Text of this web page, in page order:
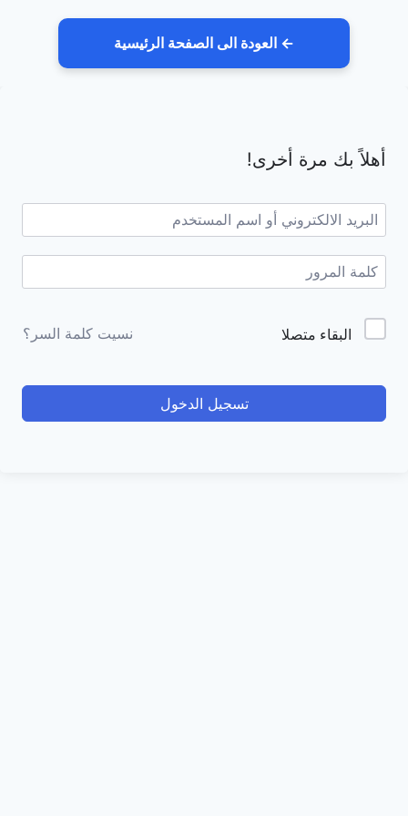
← العودة الى الصفحة الرئيسية
المحتوى
أهلاً بك مرة أخرى!
Alternative:
البقاء متصلا نسيت كلمة السر؟
تسجيل الدخول